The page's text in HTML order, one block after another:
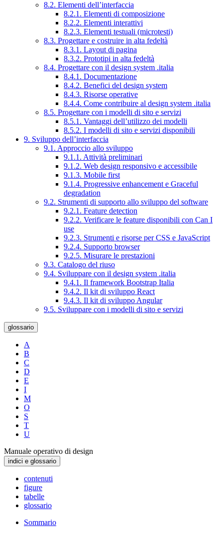
8.2. Elementi dell’interfaccia
8.2.1. Elementi di composizione
8.2.2. Elementi interattivi
8.2.3. Elementi testuali (microtesti)
8.3. Progettare e costruire in alta fedeltà
8.3.1. Layout di pagina
8.3.2. Prototipi in alta fedeltà
8.4. Progettare con il design system .italia
8.4.1. Documentazione
8.4.2. Benefici del design system
8.4.3. Risorse operative
8.4.4. Come contribuire al design system .italia
8.5. Progettare con i modelli di sito e servizi
8.5.1. Vantaggi dell’utilizzo dei modelli
8.5.2. I modelli di sito e servizi disponibili
9. Sviluppo dell’interfaccia
9.1. Approccio allo sviluppo
9.1.1. Attività preliminari
9.1.2. Web design responsivo e accessibile
9.1.3. Mobile first
9.1.4. Progressive enhancement e Graceful
degradation
9.2. Strumenti di supporto allo sviluppo del software
9.2.1. Feature detection
9.2.2. Verificare le feature disponibili con Can I
use
9.2.3. Strumenti e risorse per CSS e JavaScript
9.2.4. Supporto browser
9.2.5. Misurare le prestazioni
9.3. Catalogo del riuso
9.4. Sviluppare con il design system .italia
9.4.1. Il framework Bootstrap Italia
9.4.2. Il kit di sviluppo React
9.4.3. Il kit di sviluppo Angular
9.5. Sviluppare con i modelli di sito e servizi
glossario
A
B
C
D
E
I
M
O
S
T
U
Manuale operativo di design
indici e glossario
contenuti
figure
tabelle
glossario
Sommario